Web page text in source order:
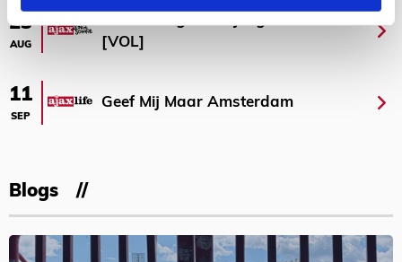
23
AUG
[VOL]
11
SEP
Geef Mij Maar Amsterdam
Blogs